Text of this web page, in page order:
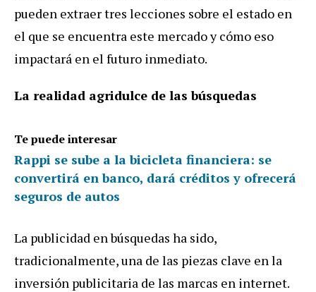
pueden extraer tres lecciones sobre el estado en
el que se encuentra este mercado y cómo eso
impactará en el futuro inmediato.
La realidad agridulce de las búsquedas
Te puede interesar
Rappi se sube a la bicicleta financiera: se
convertirá en banco, dará créditos y ofrecerá
seguros de autos
La publicidad en búsquedas ha sido,
tradicionalmente, una de las piezas clave en la
inversión publicitaria de las marcas en internet.